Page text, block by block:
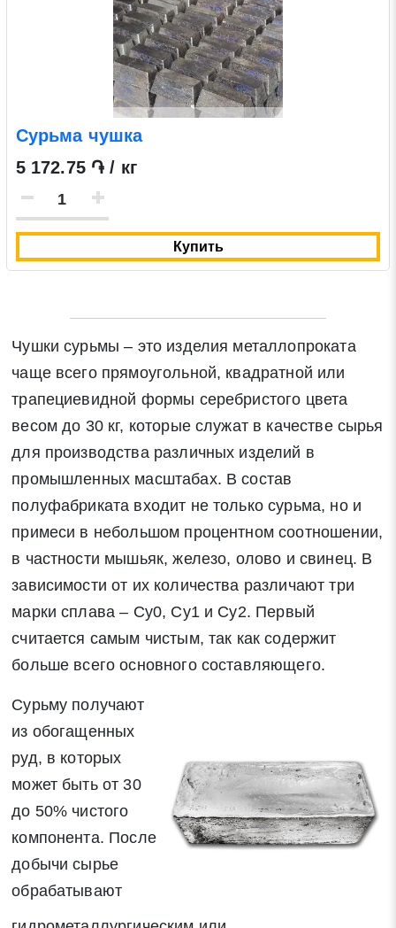
Сурьма чушка
5 172.75 ֏ / кг
Купить
Чушки сурьмы – это изделия металлопроката
чаще всего прямоугольной, квадратной или
трапециевидной формы серебристого цвета
весом до 30 кг, которые служат в качестве сырья
для производства различных изделий в
промышленных масштабах. В состав
полуфабриката входит не только сурьма, но и
примеси в небольшом процентном соотношении,
в частности мышьяк, железо, олово и свинец. В
зависимости от их количества различают три
марки сплава – Су0, Су1 и Су2. Первый
считается самым чистым, так как содержит
больше всего основного составляющего.
Сурьму получают
из обогащенных
руд, в которых
может быть от 30
до 50% чистого
компонента. После
добычи сырье
обрабатывают